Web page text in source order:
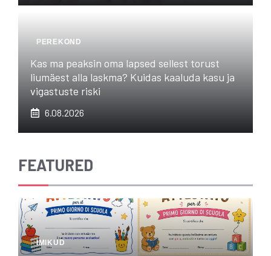
PEREKOND
Kas ma peaksin oma lapsed sellest torust
liumäest alla laskma? Kuidas kaaluda kasu ja
vigastuste riski
6.08.2026
FEATURED
IMIKUD